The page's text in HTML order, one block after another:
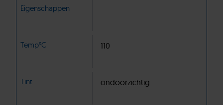
Eigenschappen
Temp°C 110
Tint ondoorzichtig